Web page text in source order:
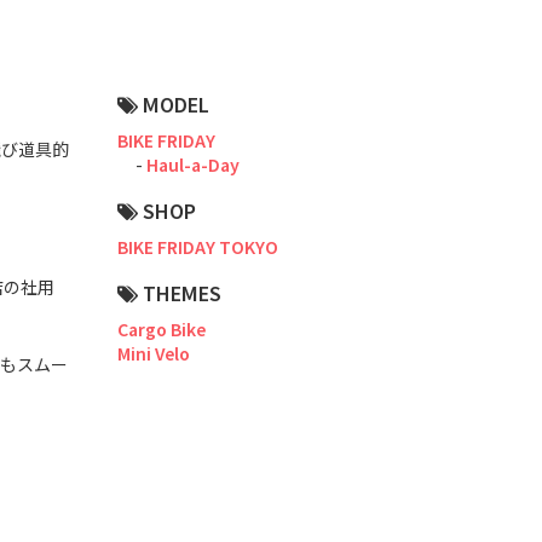
道具的
社用
スムー
MODEL
BIKE FRIDAY
Haul-a-Day
SHOP
BIKE FRIDAY TOKYO
THEMES
Cargo Bike
Mini Velo
CX / Gravel
Mountain Bike
Fat Bike
Mixte